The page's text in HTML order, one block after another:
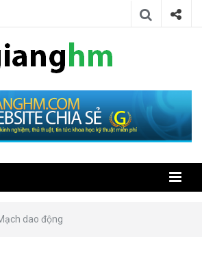
gianghm
kỹ thuật miễn phí
dao động